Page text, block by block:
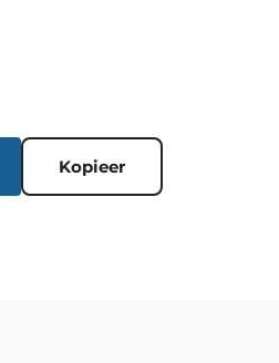
Kopieer